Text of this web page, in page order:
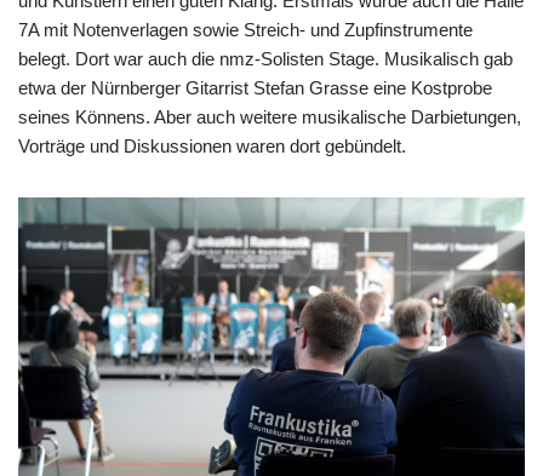
7A mit Notenverlagen sowie Streich- und Zupfinstrumente
belegt. Dort war auch die nmz-Solisten Stage. Musikalisch gab
etwa der Nürnberger Gitarrist Stefan Grasse eine Kostprobe
seines Könnens. Aber auch weitere musikalische Darbietungen,
Vorträge und Diskussionen waren dort gebündelt.